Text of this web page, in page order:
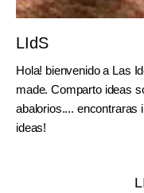
LIdS
Hola! bienvenido a Las
made. Comparto ideas
abalorios.... encontraras
ideas!